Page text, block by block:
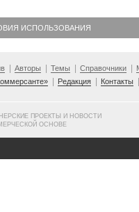
ИСПОЛЬЗОВАНИЯ
Авторы Темы Справочники
Редакция Контакты
ПРОЕКТЫ И НОВОСТИ
ОСНОВЕ